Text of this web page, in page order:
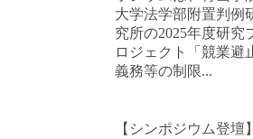
【シンポジウム登壇】
大学法学部附置判例
究所の2025年度研究
ロジェクト「競業避
義務等の制限...